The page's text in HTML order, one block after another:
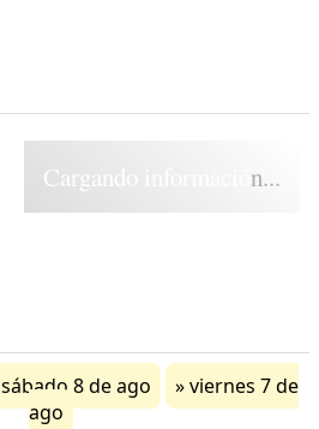
Cargando información...
sábado 8 de ago
viernes 7 de
ago